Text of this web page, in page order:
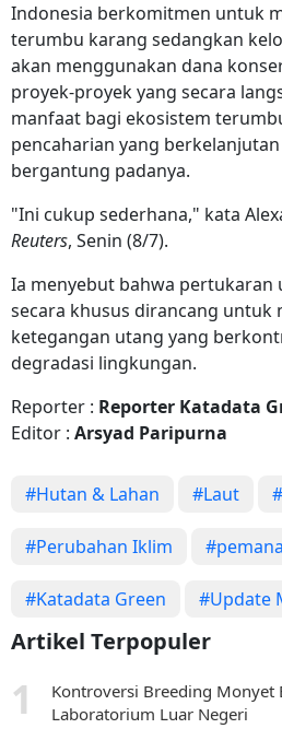
Indonesia berkomitmen untuk
terumbu karang sedangkan
akan menggunakan dana
proyek-proyek yang secara
manfaat bagi ekosistem
pencaharian yang
bergantung padanya.
"Ini cukup sederhana," kata
Reuters, Senin (8/7).
Ia menyebut bahwa pertukaran
secara khusus dirancang untuk
ketegangan utang yang
degradasi lingkungan.
Reporter : Reporter Katadata
Editor : Arsyad Paripurna
#Hutan & Lahan #Laut
#Perubahan Iklim
#Katadata Green #Update
Artikel Terpopuler
Kontroversi Breeding Monyet
Laboratorium Luar Negeri